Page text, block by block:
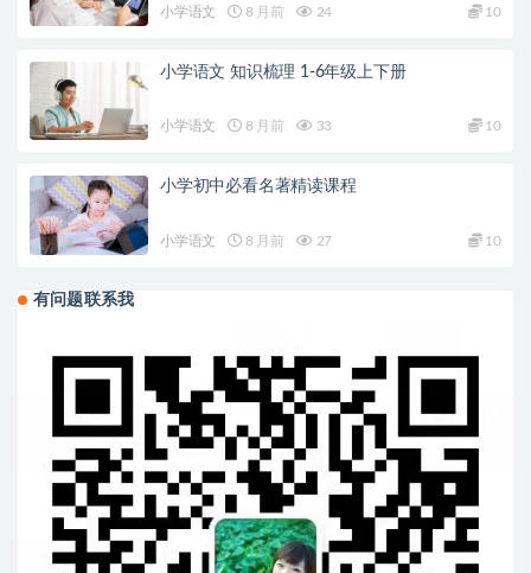
小学语文 8 月前 24 10
小学语文 知识梳理 1-6年级上下册
小学语文 8 月前 33 10
小学初中必看名著精读课程
小学语文 8 月前 27 10
有问题联系我